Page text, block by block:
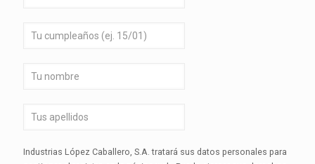
Industrias López Caballero, S.A. tratará sus datos personales para